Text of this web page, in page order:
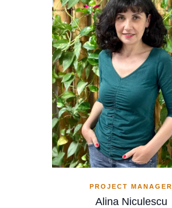
PROJECT MANAGER
Alina Niculescu